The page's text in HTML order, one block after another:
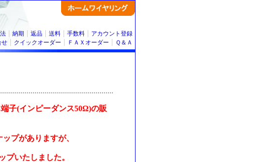
納期 返品 送料 手数料
アカウント登録
せ クイックオーダー ＦＡＸオーダー Ｑ＆Ａ
子(インピーダンス50Ω)の販
プがありますが、
プいたしました。